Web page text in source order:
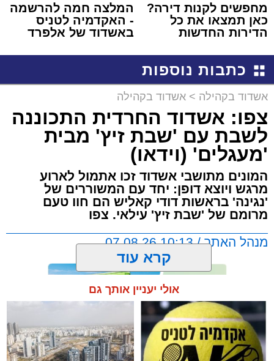
מחפשים לקנות דירה?
כאן תמצאו את כל
הדירות החדשות
המלצה חמה להרשמה
- האקדמיה לטניס
באשדוד של אלפרד
כתבות נוספות
אשדוד בקהילה > אשדוד בקהילה
צפו: אשדוד החרדית התכוננה
לשבת עם 'שבת זיץ' מבית
'מעגלים' (וידאו)
המונים מתושבי אשדוד זכו אתמול לארוע
מרגש ויוצא דופן: יחד עם המשוררים של
'נגינה' בראשות דודי קאליש הם חוו טעם
מרומם של 'שבת זיץ' עילאי. צפו
מנהל האתר / 10:13 07.08.26
תגים:אשדוד, מעגלים, דודי קאליש
קרא עוד
אולי יעניין אותך גם